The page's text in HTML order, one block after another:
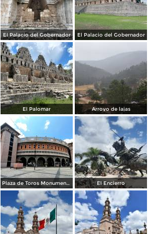
El Palacio del Gobernador El Palacio del Gobernador
El Palomar Arroyo de lajas
Plaza de Toros Monumental El Encierro